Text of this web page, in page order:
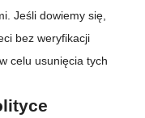
Jeśli dowiemy się,
bez weryfikacji
celu usunięcia tych